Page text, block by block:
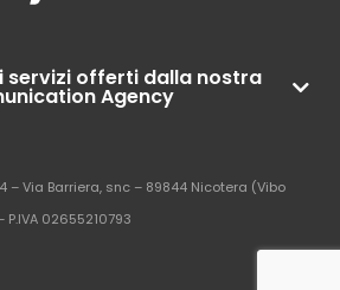
servizi offerti dalla nostra
Agency
– Via Barriera, snc – 89844 Nicotera (Vibo
P.IVA 02655210793